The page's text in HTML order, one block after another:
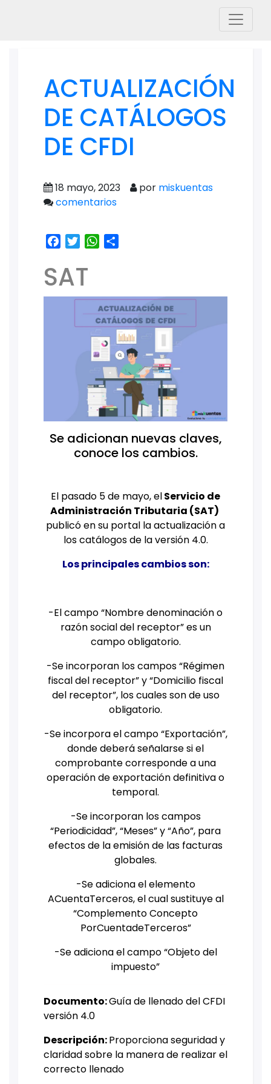
ACTUALIZACIÓN
DE CATÁLOGOS
DE CFDI
18 mayo, 2023 por miskuentas
comentarios
Facebook
TwitterWhatsApp
SAT
Se adicionan nuevas claves,
conoce los cambios.
El pasado 5 de mayo, elServicio de
Administración Tributaria (SAT)
publicó en su portal la actualización a
los catálogos de la versión 4.0.
Los principales cambios son:
-El campo “Nombre denominación o
razón social del receptor” es un
campo obligatorio.
-Se incorporan los campos “Régimen
fiscal del receptor” y “Domicilio fiscal
del receptor”, los cuales son de uso
obligatorio.
-Se incorpora el campo “Exportación”,
donde deberá señalarse si el
comprobante corresponde a una
operación de exportación definitiva o
temporal.
-Se incorporan los campos
“Periodicidad”, “Meses” y “Año”, para
efectos de la emisión de las facturas
globales.
-Se adiciona el elemento
ACuentaTerceros, el cual sustituye al
“Complemento Concepto
PorCuentadeTerceros”
-Se adiciona el campo “Objeto del
impuesto”
Documento:Guía de llenado del CFDI
versión 4.0
Descripción:Proporciona seguridad y
claridad sobre la manera de realizar el
correcto llenado